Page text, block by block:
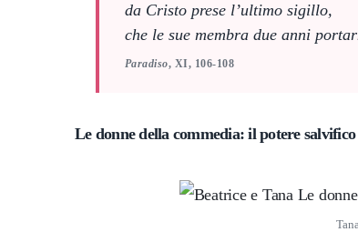
da Cristo prese l’ultimo sigillo,
che le sue membra due anni
Paradiso, XI, 106-108
Le donne della commedia: il potere